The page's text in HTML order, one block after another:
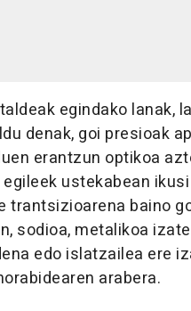
egindako lanak,
denak, goi presioak
erantzun optikoa
ustekabean
trantsizioarena baino
sodioa, metalikoa
edo islatzailea ere
arabera.